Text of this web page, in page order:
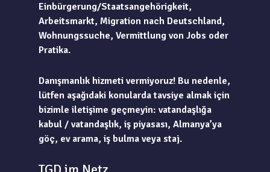
Einbürgerung/Staatsangehörigkeit,
Arbeitsmarkt, Migration nach Deutschland,
Wohnungssuche, Vermittlung von Jobs oder
Pratika.
Danışmanlık hizmeti vermiyoruz! Bu nedenle,
lütfen aşağıdaki konularda tavsiye almak için
bizimle iletişime geçmeyin: vatandaşlığa
kabul / vatandaşlık, iş piyasası, Almanya’ya
göç, ev arama, iş bulma veya staj.